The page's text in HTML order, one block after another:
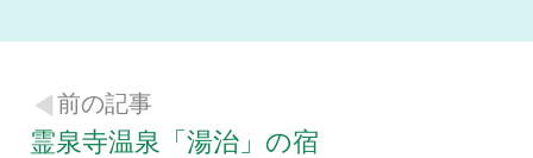
前の記事
霊泉寺温泉「湯治」の宿